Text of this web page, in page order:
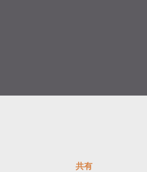
共有